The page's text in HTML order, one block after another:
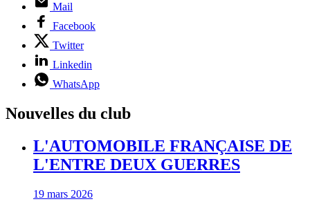
Mail
Facebook
Twitter
Linkedin
WhatsApp
Nouvelles du club
L'AUTOMOBILE FRANÇAISE DE
L'ENTRE DEUX GUERRES
19 mars 2026